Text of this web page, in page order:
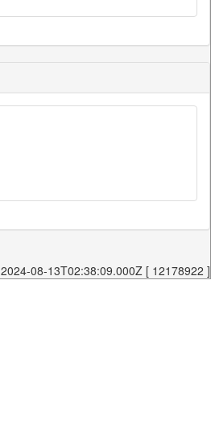
2024-08-13T02:38:09.000Z [ 12178922 ]